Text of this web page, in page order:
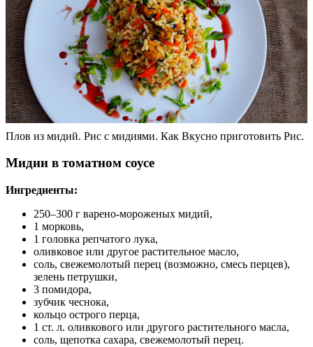
Плов из мидий. Рис с мидиями. Как Вкусно приготовить Рис.
Мидии в томатном соусе
Ингредиенты:
250–300 г варено-мороженых мидий,
1 морковь,
1 головка репчатого лука,
оливковое или другое растительное масло,
соль, свежемолотый перец (возможно, смесь перцев),
зелень петрушки,
3 помидора,
зубчик чеснока,
кольцо острого перца,
1 ст. л. оливкового или другого растительного масла,
соль, щепотка сахара, свежемолотый перец.